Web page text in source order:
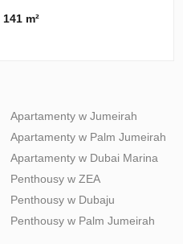
141 m²
Apartamenty w Jumeirah
Apartamenty w Palm Jumeirah
Apartamenty w Dubai Marina
Penthousy w ZEA
Penthousy w Dubaju
Penthousy w Palm Jumeirah